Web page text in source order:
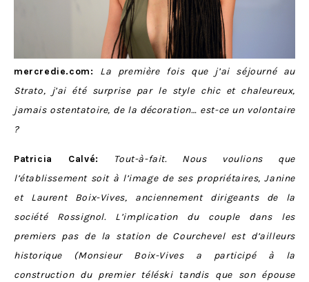
mercredie.com: La première fois que j’ai séjourné au
Strato, j’ai été surprise par le style chic et chaleureux,
jamais ostentatoire, de la décoration… est-ce un volontaire
?
Patricia Calvé:
Tout-à-fait. Nous voulions que
l’établissement soit à l’image de ses propriétaires, Janine
et Laurent Boix-Vives, anciennement dirigeants de la
société Rossignol. L’implication du couple dans les
premiers pas de la station de Courchevel est d’ailleurs
historique (Monsieur Boix-Vives a participé à la
construction du premier téléski tandis que son épouse